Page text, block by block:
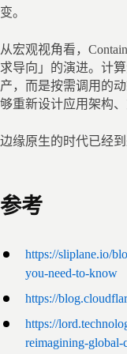
变。
从宏观视角看，
求导向」的演进。计
产，而是按需调用的
够重新设计应用架构
边缘原生的时代已经到
参考
https://sliplane.io/
you-need-to-know
https://
https://
reimagining-global-